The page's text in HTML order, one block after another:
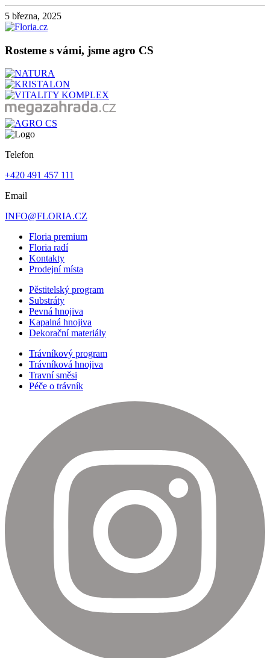
5 března, 2025
Rosteme s vámi, jsme agro CS
Telefon
+420 491 457 111
Email
INFO@FLORIA.CZ
Floria premium
Floria radí
Kontakty
Prodejní místa
Pěstitelský program
Substráty
Pevná hnojiva
Kapalná hnojiva
Dekorační materiály
Trávníkový program
Trávníková hnojiva
Travní směsi
Péče o trávník